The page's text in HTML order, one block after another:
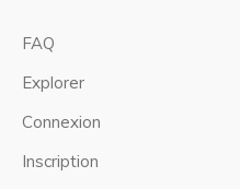
FAQ
Explorer
Connexion
Inscription